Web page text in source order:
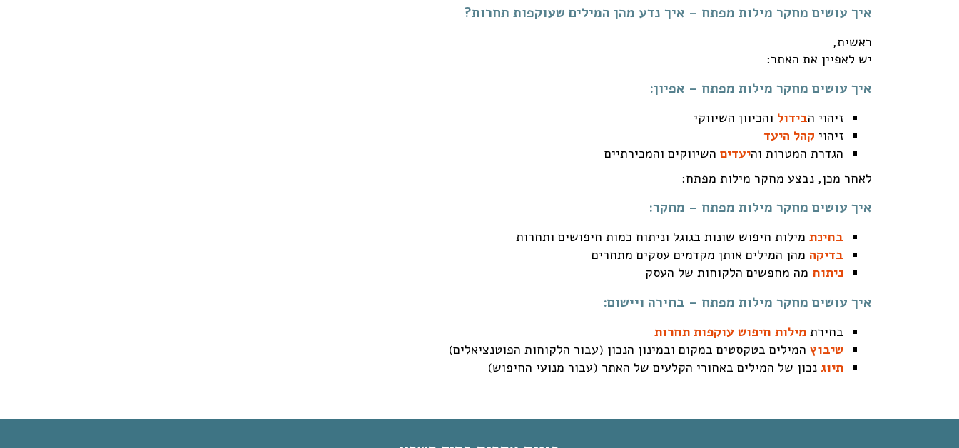
איך עושים מחקר מילות מפתח – איך נדע מהן המילים שעוקפות תחרות?
ראשית,
יש לאפיין את האתר:
איך עושים מחקר מילות מפתח – אפיון:
זיהוי הבידול והכיוון השיווקי
זיהוי קהל היעד
הגדרת המטרות והיעדים השיווקים והמכירתיים
לאחר מכן, נבצע מחקר מילות מפתח:
איך עושים מחקר מילות מפתח – מחקר:
בחינת מילות חיפוש שונות בגוגל וניתוח כמות חיפושים ותחרות
בדיקה מהן המילים אותן מקדמים עסקים מתחרים
ניתוח מה מחפשים הלקוחות של העסק
איך עושים מחקר מילות מפתח – בחירה ויישום:
בחירת מילות חיפוש עוקפות תחרות
שיבוץ המילים בטקסטים במקום ובמינון הנכון (עבור הלקוחות הפוטנציאלים)
תיוג נכון של המילים באחורי הקלעים של האתר (עבור מנועי החיפוש)